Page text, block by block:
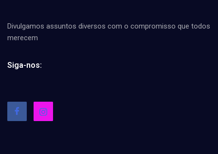
Divulgamos assuntos diversos com o compromisso que todos
merecem
Siga-nos: